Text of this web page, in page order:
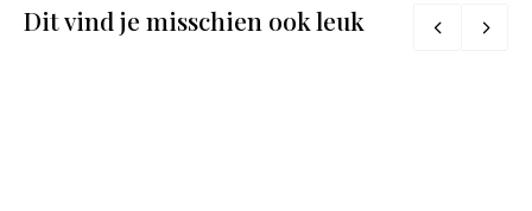
Dit vind je misschien ook leuk